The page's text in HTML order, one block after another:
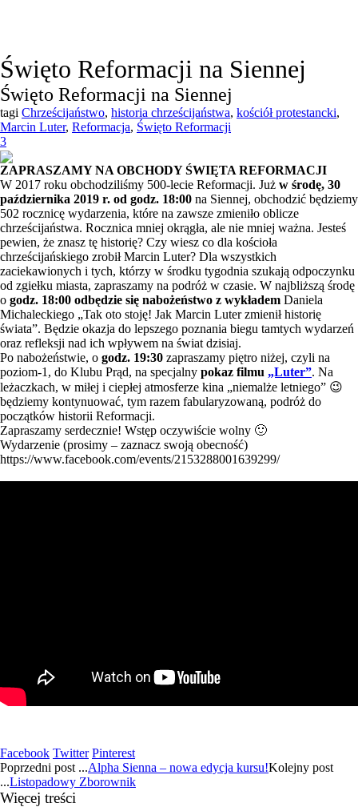
Święto Reformacji na Siennej
Święto Reformacji na Siennej
tagi Chrześcijaństwo, historia chrześcijaństwa, kościół protestancki,
Marcin Luter, Reformacja, Święto Reformacji
3
ZAPRASZAMY NA OBCHODY ŚWIĘTA REFORMACJI
W 2017 roku obchodziliśmy 500-lecie Reformacji. Już w środę, 30
października 2019 r. od godz. 18:00 na Siennej, obchodzić będziemy
502 rocznicę wydarzenia, które na zawsze zmieniło oblicze
chrześcijaństwa. Rocznica mniej okrągła, ale nie mniej ważna. Jesteś
pewien, że znasz tę historię? Czy wiesz co dla kościoła
chrześcijańskiego zrobił Marcin Luter? Dla wszystkich
zaciekawionych i tych, którzy w środku tygodnia szukają odpoczynku
od zgiełku miasta, zapraszamy na podróż w czasie. W najbliższą środę
o godz. 18:00 odbędzie się nabożeństwo z wykładem Daniela
Michaleckiego „Tak oto stoję! Jak Marcin Luter zmienił historię
świata”. Będzie okazja do lepszego poznania biegu tamtych wydarzeń
oraz refleksji nad ich wpływem na świat dzisiaj.
Po nabożeństwie, o godz. 19:30 zapraszamy piętro niżej, czyli na
poziom-1, do Klubu Prąd, na specjalny pokaz filmu „Luter”. Na
leżaczkach, w miłej i ciepłej atmosferze kina „niemalże letniego” 😉
będziemy kontynuować, tym razem fabularyzowaną, podróż do
początków historii Reformacji.
Zapraszamy serdecznie! Wstęp oczywiście wolny 🙂
Wydarzenie (prosimy – zaznacz swoją obecność)
https://www.facebook.com/events/2153288001639299/
Facebook Twitter Pinterest
Poprzedni post ...Alpha Sienna – nowa edycja kursu!Kolejny post
...Listopadowy Zborownik
Więcej treści